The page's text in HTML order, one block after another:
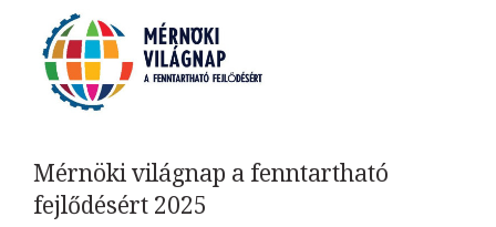
Mérnöki világnap a fenntartható
fejlődésért 2025